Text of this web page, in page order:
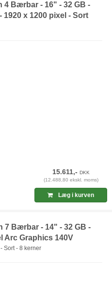
4 Bærbar - 16" - 32 GB -
1920 x 1200 pixel - Sort
15.611,- DKK
(12.488,80 ekskl. moms)
Læg i kurven
7 Bærbar - 14" - 32 GB -
Arc Graphics 140V
Sort - 8 kerner